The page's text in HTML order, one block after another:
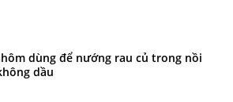
dùng để nướng rau củ trong nồi
dầu